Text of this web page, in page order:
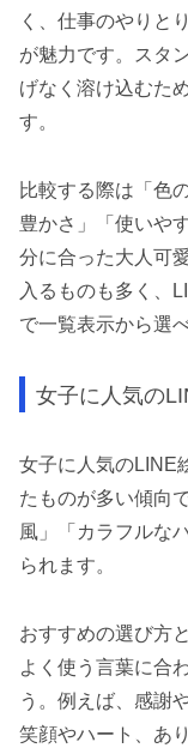
く、仕事のやりと
が魅力です。スタ
げなく溶け込むた
す。
比較する際は「色
豊かさ」「使いや
分に合った大人可
入るものも多く、
で一覧表示から選
女子に人気の
女子に人気のLINE
たものが多い傾向
風」「カラフルな
られます。
おすすめの選び方
よく使う言葉に合
う。例えば、感謝
笑顔やハート、あ